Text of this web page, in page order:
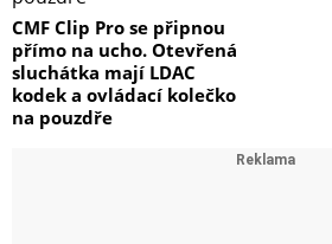
CMF Clip Pro se připnou
přímo na ucho. Otevřená
sluchátka mají LDAC
kodek a ovládací kolečko
na pouzdře